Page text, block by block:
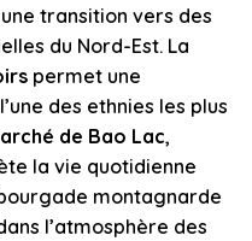
transition vers des
du Nord-Est. La
permet une
des ethnies les plus
de Bao Lac,
la vie quotidienne
montagnarde
l’atmosphère des